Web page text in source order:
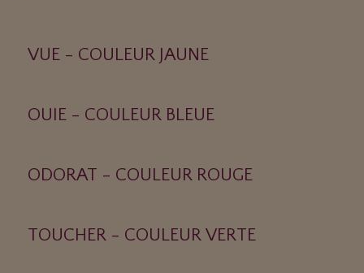
VUE - COULEUR JAUNE
OUIE - COULEUR BLEUE
ODORAT - COULEUR ROUGE
TOUCHER - COULEUR VERTE